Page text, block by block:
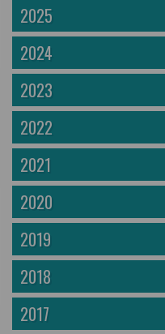
2025
2024
2023
2022
2021
2020
2019
2018
2017